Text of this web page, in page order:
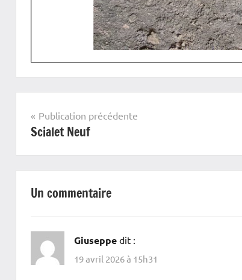
Compte-
Spéléo
Navigation
de
l’article
Publication précédente
Scialet Neuf
Un commentaire
Giuseppe dit :
19 avril 2026 à 15h31